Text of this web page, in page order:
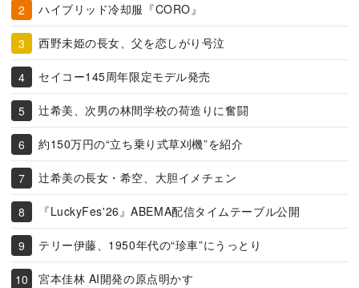
ハイブリッド冷却服『CORO』
西野未姫の長女、父を恋しがり号泣
セイコー145周年限定モデル発売
辻希美、次男の林間学校の荷造りに奮闘
約150万円の“立ち乗り式草刈機”を紹介
辻希美の長女・希空、大胆イメチェン
『LuckyFes'26』ABEMA配信タイムテーブル公開
テリー伊藤、1950年代の“珍車”にうっとり
宮本佳林 AI開発の原点明かす